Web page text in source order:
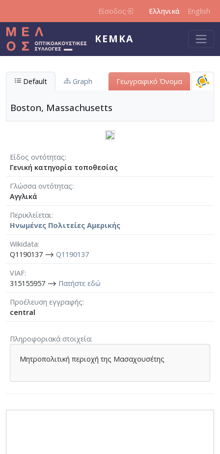
Είσοδος Ελληνικά English
ΚΕΜΚΑ
Default Graph Γεωγραφικό Όνομα
Boston, Massachusetts
Είδος οντότητας
Γενική κατηγορία τοποθεσίας
Γλώσσα οντότητας
Αγγλικά
Περικλείεται
Ηνωμένες Πολιτείες Αμερικής
Wikidata
Q1190137 ⟶ Q1190137
VIAF
315155957 ⟶ Πατήστε εδώ
Προέλευση εγγραφής
central
Πληροφοριακά στοιχεία
Μητροπολιτική περιοχή της Μασαχουσέτης